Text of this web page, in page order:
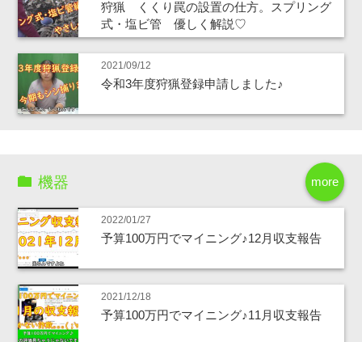
狩猟 くくり罠の設置の仕方。スプリング
式・塩ビ管 優しく解説♡
2021/09/12
令和3年度狩猟登録申請しました♪
more
機器
2022/01/27
予算100万円でマイニング♪12月収支報告
2021/12/18
予算100万円でマイニング♪11月収支報告